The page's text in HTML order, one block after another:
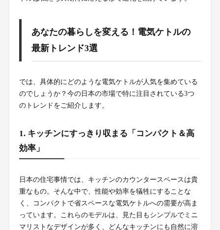
あなたの暮らしを変える！電気ケトルの
最新トレンド3選
では、具体的にどのような電気ケトルが人気を集めている
のでしょうか？今の日本の市場で特に注目されている3つ
のトレンドをご紹介します。
1. キッチンにすっきり収まる「コンパクト＆高
効率」
日本の住宅事情では、キッチンのカウンタースペースは貴
重なもの。そんな中で、性能や効率を犠牲にすることな
く、コンパクトで省スペースな電気ケトルへの需要が高ま
っています。これらのモデルは、見た目もシンプルでミニ
マリストなデザインが多く、どんなキッチンにも自然に溶